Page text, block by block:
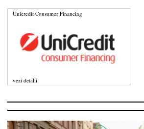
Unicredit Consumer Financing
vezi detalii